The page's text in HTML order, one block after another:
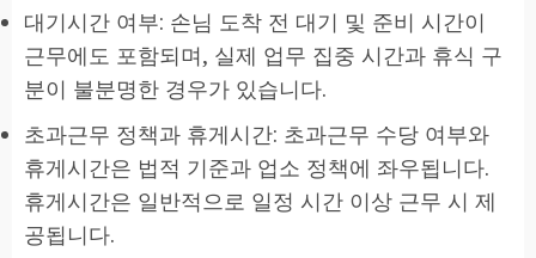
대기시간 여부: 손님 도착 전 대기 및 준비 시간이
근무에도 포함되며, 실제 업무 집중 시간과 휴식 구
분이 불분명한 경우가 있습니다.
초과근무 정책과 휴게시간: 초과근무 수당 여부와
휴게시간은 법적 기준과 업소 정책에 좌우됩니다.
휴게시간은 일반적으로 일정 시간 이상 근무 시 제
공됩니다.